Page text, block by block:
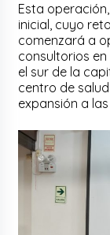
Esta
inicial, cuyo
comenzará a
consultorios
el sur de la
centro de
expansión a